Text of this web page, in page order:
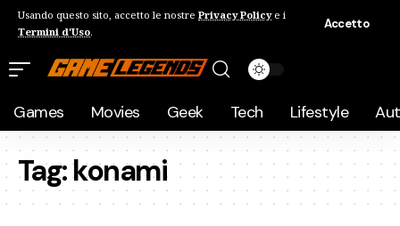
Usando questo sito, accetto le nostre Privacy Policye i
Termini d'Uso.
Accetto
Games Movies Geek Tech Lifestyle
Tag:konami